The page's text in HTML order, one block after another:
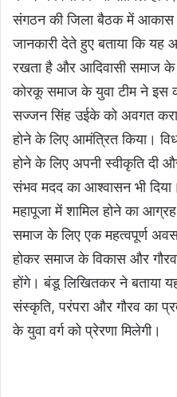
संगठन की जिला बैठक में आकास
जानकारी देते हुए बताया कि
रखता है और आदिवासी समाज के
कोरकू समाज के युवा टीम ने इस
सज्जन सिंह उईके को अवगत
होने के लिए आमंत्रित किया।
होने के लिए अपनी स्वीकृति दी
संभव मदद का आश्वासन भी
महापूजा में शामिल होने का
समाज के लिए एक महत्वपूर्ण
होकर समाज के विकास और
होंगे। बंडू लिखितकर ने बताया
संस्कृति, परंपरा और गौरव का
के युवा वर्ग को प्रेरणा मिलेगी।